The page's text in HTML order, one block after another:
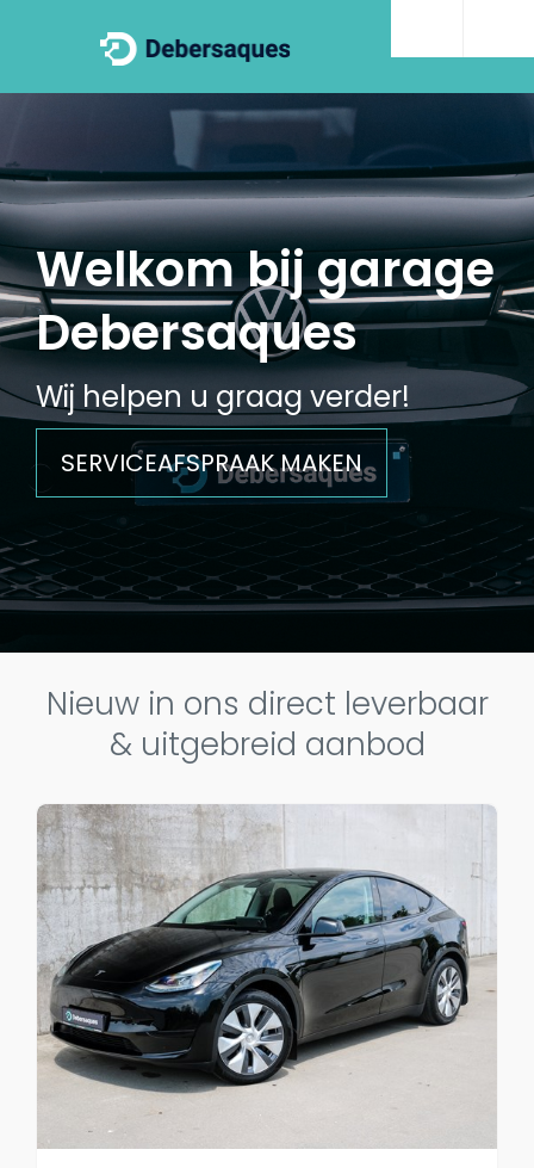
Welkom bij garage
Debersaques
Wij helpen u graag verder!
SERVICEAFSPRAAK MAKEN
Nieuw in ons direct leverbaar
& uitgebreid aanbod